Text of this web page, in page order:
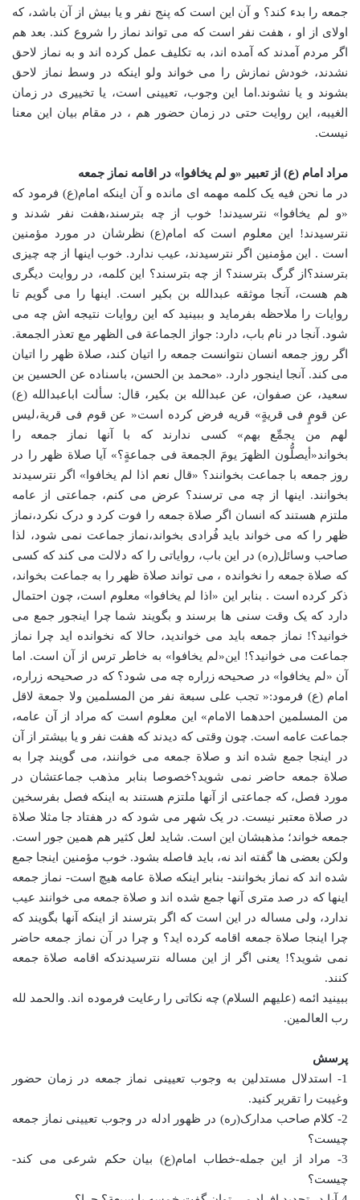
جمعه را بدء کند؟ و آن این است که پنج نفر و یا بیش از آن باشد، که
اولای از او ، هفت نفر است که می تواند نماز را شروع کند. بعد هم
اگر مردم آمدند که آمده اند، به تکلیف عمل کرده اند و به نماز لاحق
نشدند، خودش نمازش را می خواند ولو اینکه در وسط نماز لاحق
بشوند و یا نشوند.اما این وجوب، تعیینی است، یا تخییری در زمان
الغیبه، این روایت حتی در زمان حضور هم ، در مقام بیان این معنا
نیست.
مراد امام (ع) از تعبیر «و لم یخافوا» در اقامه نماز جمعه
در ما نحن فیه یک کلمه مهمه ای مانده و آن اینکه امام(ع) فرمود که
«و لم یخافوا» نترسیدند! خوب از چه بترسند،هفت نفر شدند و
نترسیدند! این معلوم است که امام(ع) نظرشان در مورد مؤمنین
است . این مؤمنین اگر نترسیدند، عیب ندارد. خوب اینها از چه چیزی
بترسند؟از گرگ بترسند؟ از چه بترسند؟ این کلمه، در روایت دیگری
هم هست، آنجا موثقه عبدالله بن بکیر است. اینها را می گویم تا
روایات را ملاحظه بفرماید و ببینید که این روایات نتیجه اش چه می
شود. آنجا در نام باب، دارد: جواز الجماعة فی الظهر مع تعذر الجمعة.
اگر روز جمعه انسان نتوانست جمعه را اتیان کند، صلاة ظهر را اتیان
می کند. آنجا اینجور دارد. «محمد بن الحسن، باسناده عن الحسین بن
سعید، عن صفوان، عن عبدالله بن بکیر، قال: سألت اباعبدالله (ع)
عن قومٍ فی قریةٍ» قریه فرض کرده است« عن قوم فی قریة،لیس
لهم من یجمِّع بهم» کسی ندارند که با آنها نماز جمعه را
بخواند«أیصلُّون الظهرَ یومَ الجمعة فی جماعةٍ؟» آیا صلاة ظهر را در
روز جمعه با جماعت بخوانند؟ «قال نعم اذا لم یخافوا» اگر نترسیدند
بخوانند. اینها از چه می ترسند؟ عرض می کنم، جماعتی از عامه
ملتزم هستند که انسان اگر صلاة جمعه را فوت کرد و درک نکرد،نماز
ظهر را که می خواند باید فُرادی بخواند،نماز جماعت نمی شود، لذا
صاحب وسائل(ره) در این باب، روایاتی را که دلالت می کند که کسی
که صلاة جمعه را نخوانده ، می تواند صلاة ظهر را به جماعت بخواند،
ذکر کرده است . بنابر این «اذا لم یخافوا» معلوم است، چون احتمال
دارد که یک وقت سنی ها برسند و بگویند شما چرا اینجور جمع می
خوانید؟! نماز جمعه باید می خواندید، حالا که نخوانده اید چرا نماز
جماعت می خوانید؟! این«لم یخافوا» به خاطر ترس از آن است. اما
آن «لم یخافوا» در صحیحه زراره چه می شود؟ که در صحیحه زراره،
امام (ع) فرمود:« تجب علی سبعة نفر من المسلمین ولا جمعة لاقل
من المسلمین احدهما الامام» این معلوم است که مراد از آن عامه،
جماعت عامه است. چون وقتی که دیدند که هفت نفر و یا بیشتر از آن
در اینجا جمع شده اند و صلاة جمعه می خوانند، می گویند چرا به
صلاة جمعه حاضر نمی شوید؟خصوصا بنابر مذهب جماعتشان در
مورد فصل، که جماعتی از آنها ملتزم هستند به اینکه فصل بفرسخین
در صلاة معتبر نیست. در یک شهر می شود که در هفتاد جا مثلا صلاة
جمعه خواند؛ مذهبشان این است. شاید لعل کثیر هم همین جور است.
ولکن بعضی ها گفته اند نه، باید فاصله بشود. خوب مؤمنین اینجا جمع
شده اند که نماز بخوانند- بنابر اینکه صلاة عامه هیچ است- نماز جمعه
اینها که در صد متری آنها جمع شده اند و صلاة جمعه می خوانند عیب
ندارد، ولی مساله در این است که اگر بترسند از اینکه آنها بگویند که
چرا اینجا صلاة جمعه اقامه کرده اید؟ و چرا در آن نماز جمعه حاضر
نمی شوید؟! یعنی اگر از این مساله نترسیدندکه اقامه صلاة جمعه
کنند.
ببینید ائمه (علیهم السلام) چه نکاتی را رعایت فرموده اند. والحمد لله
رب العالمین.
پرسش
1- استدلال مستدلین به وجوب تعیینی نماز جمعه در زمان حضور
وغیبت را تقریر کنید.
2- کلام صاحب مدارک(ره) در ظهور ادله در وجوب تعیینی نماز جمعه
چیست؟
3- مراد از این جمله-خطاب امام(ع) بیان حکم شرعی می کند-
چیست؟